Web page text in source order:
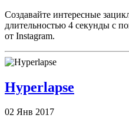
Создавайте интересные
длительностью 4 секунды с
от Instagram.
Hyperlapse
02 Янв 2017